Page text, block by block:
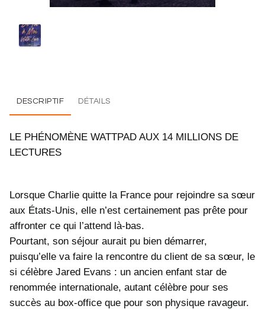
DESCRIPTIF DÉTAILS
LE PHÉNOMÈNE WATTPAD AUX 14 MILLIONS DE
LECTURES
Lorsque Charlie quitte la France pour rejoindre sa sœur
aux États-Unis, elle n’est certainement pas prête pour
affronter ce qui l’attend là-bas.
Pourtant, son séjour aurait pu bien démarrer,
puisqu’elle va faire la rencontre du client de sa sœur, le
si célèbre Jared Evans : un ancien enfant star de
renommée internationale, autant célèbre pour ses
succès au box-office que pour son physique ravageur.